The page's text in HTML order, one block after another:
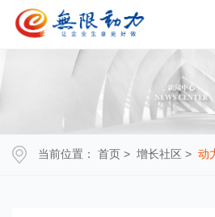
当前位置： 首页 > 增长社区 > 动